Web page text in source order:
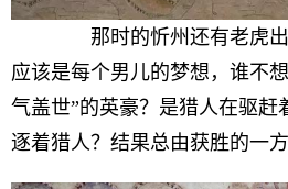
那时的忻州还有老虎出
应该是每个男儿的梦想，谁不
气盖世”的英豪？是猎人在驱赶
逐着猎人？结果总由获胜的一方